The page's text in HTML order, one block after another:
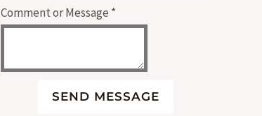
Comment or Message *
SEND MESSAGE